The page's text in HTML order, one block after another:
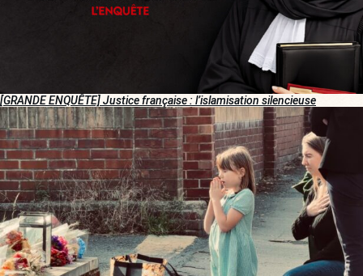
[GRANDE ENQUÊTE] Justice française : l’islamisation silencieuse